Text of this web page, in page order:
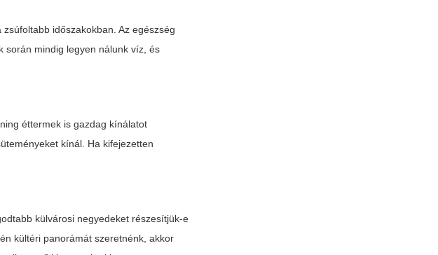
időszakokban. Az egészség
során mindig legyen nálunk víz, és
éttermek is gazdag kínálatot
kínál. Ha kifejezetten
külvárosi negyedeket részesítjük-e
kültéri panorámát szeretnénk, akkor